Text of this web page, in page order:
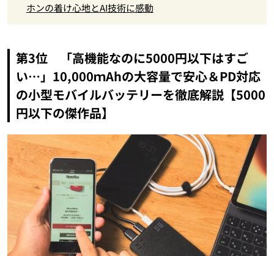
ホンの着け心地とAI技術に感動
第3位 「高機能なのに5000円以下はすご
い…」10,000ｍAhの大容量で安心＆PD対応
の小型モバイルバッテリーを徹底解説【5000
円以下の傑作品】